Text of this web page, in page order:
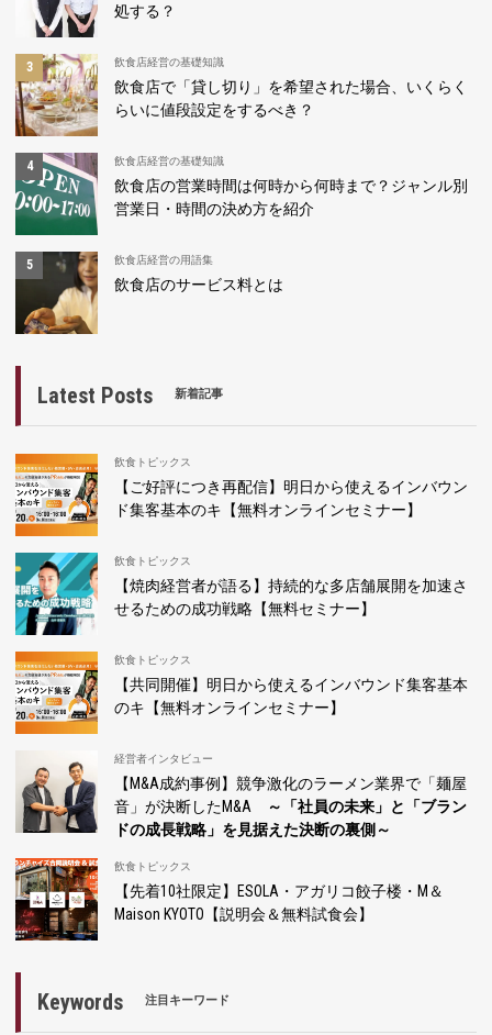
処する？
飲食店経営の基礎知識
飲食店で「貸し切り」を希望された場合、いくらく
らいに値段設定をするべき？
飲食店経営の基礎知識
飲食店の営業時間は何時から何時まで？ジャンル別
営業日・時間の決め方を紹介
飲食店経営の用語集
飲食店のサービス料とは
Latest Posts 新着記事
飲食トピックス
【ご好評につき再配信】明日から使えるインバウン
ド集客基本のキ【無料オンラインセミナー】
飲食トピックス
【焼肉経営者が語る】持続的な多店舗展開を加速さ
せるための成功戦略【無料セミナー】
飲食トピックス
【共同開催】明日から使えるインバウンド集客基本
のキ【無料オンラインセミナー】
経営者インタビュー
【M&A成約事例】競争激化のラーメン業界で「麺屋
音」が決断したM&A
～「社員の未来」と「ブラン
ドの成長戦略」を見据えた決断の裏側～
飲食トピックス
【先着10社限定】ESOLA・アガリコ餃子楼・M＆
Maison KYOTO【説明会＆無料試食会】
Keywords 注目キーワード